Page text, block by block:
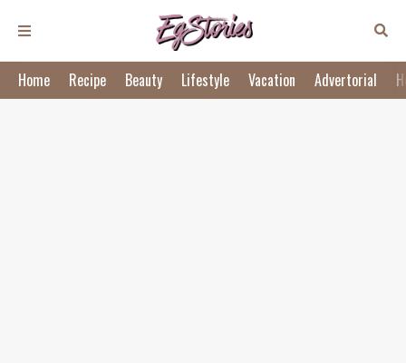
Home Recipe Beauty Lifestyle Vacation Advertorial